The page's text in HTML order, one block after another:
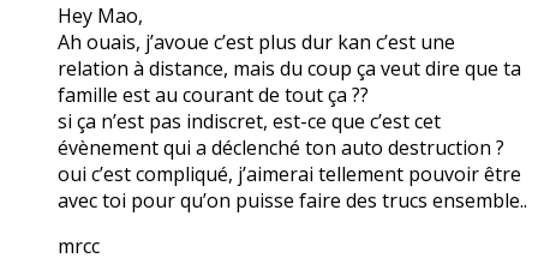
Hey Mao,
Ah ouais, j’avoue c’est plus dur kan c’est une
relation à distance, mais du coup ça veut dire que ta
famille est au courant de tout ça ??
si ça n’est pas indiscret, est-ce que c’est cet
évènement qui a déclenché ton auto destruction ?
oui c’est compliqué, j’aimerai tellement pouvoir être
avec toi pour qu’on puisse faire des trucs ensemble..
mrcc